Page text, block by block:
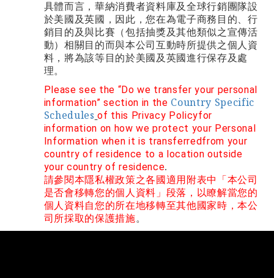
具體而言，華納消費者資料庫及全球行銷團隊設
於美國及英國，因此，您在為電子商務目的、行
銷目的及與比賽（包括抽獎及其他類似之宣傳活
動）相關目的而與本公司互動時所提供之個人資
料，將為該等目的於美國及英國進行保存及處
理。
Please see the “Do we transfer your personal
information” section in the Country Specific
Schedules of this Privacy Policyfor
information on how we protect your Personal
Information when it is transferredfrom your
country of residence to a location outside
your country of residence.
請參閱本隱私權政策之各國適用附表中「本公司
是否會移轉您的個人資料」段落，以瞭解當您的
個人資料自您的所在地移轉至其他國家時，本公
司所採取的保護措施。